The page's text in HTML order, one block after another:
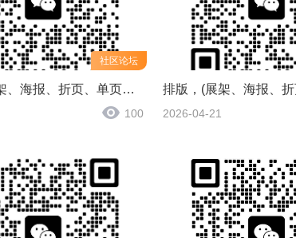
社区论坛
排版，(展架、海报、折页、单页、桌签、工作证、文化墙，画册等)联系方式:13192285096
100 2026-04-21